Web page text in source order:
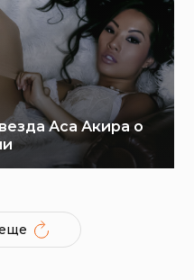
Аса Акира о